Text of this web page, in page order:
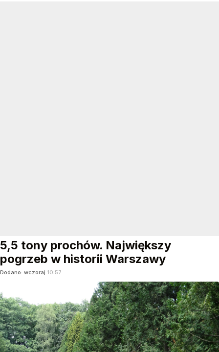
5,5 tony prochów. Największy
pogrzeb w historii Warszawy
Dodano: wczoraj 10:57